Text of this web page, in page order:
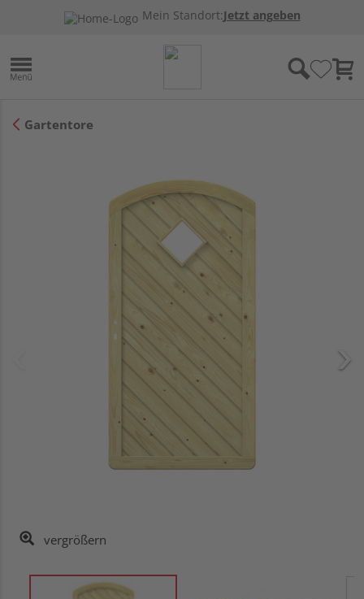
Mein Standort:Jetzt angeben
Gartentore
vergrößern